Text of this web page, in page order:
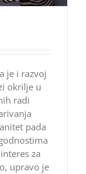
je i razvoj
okrilje u
radi
pada
za
upravo je